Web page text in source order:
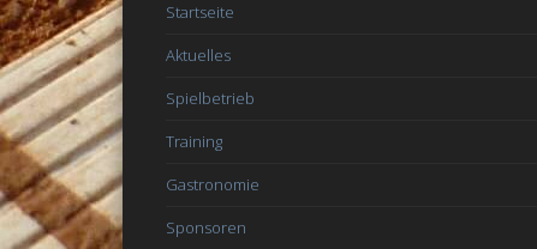
Startseite
Aktuelles
Spielbetrieb
Training
Gastronomie
Sponsoren